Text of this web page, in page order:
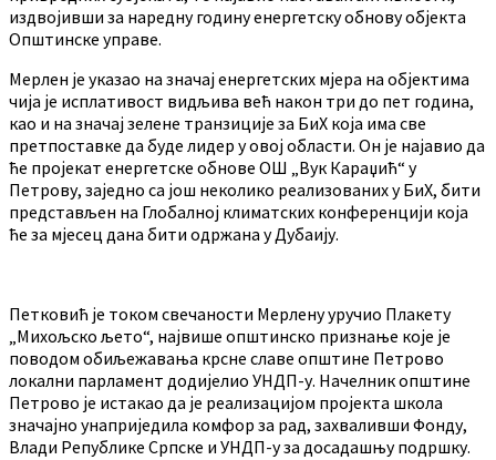
издвојивши за наредну годину енергетску обнову објекта
Општинске управе.
Мерлен је указао на значај енергетских мјера на објектима
чија је исплативост видљива већ након три до пет година,
као и на значај зелене транзиције за БиХ која има све
претпоставке да буде лидер у овој области. Он је најавио да
ће пројекат енергетске обнове ОШ „Вук Караџић“ у
Петрову, заједно са још неколико реализованих у БиХ, бити
представљен на Глобалној климатских конференцији која
ће за мјесец дана бити одржана у Дубаију.
Петковић је током свечаности Мерлену уручио Плакету
„Михољско љето“, највише општинско признање које је
поводом обиљежавања крсне славе општине Петрово
локални парламент додијелио УНДП-у. Начелник општине
Петрово је истакао да је реализацијом пројекта школа
значајно унаприједила комфор за рад, захваливши Фонду,
Влади Републике Српске и УНДП-у за досадашњу подршку.